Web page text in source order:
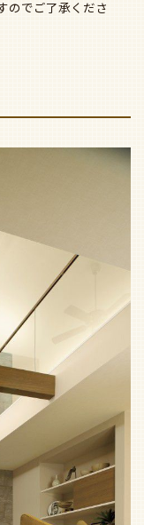
のでご了承くださ